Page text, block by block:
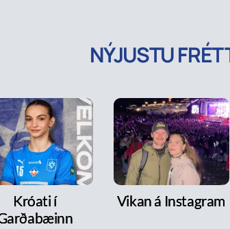
NÝJUSTU
Króati í
Vikan á Instagram